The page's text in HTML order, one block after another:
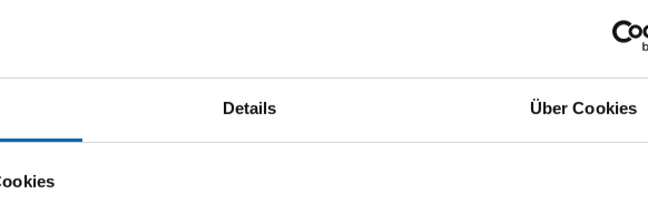
Details Über Cookies
BMW M4
Competition Coupé xDrive [Individual, Carbon, HUD]
Typ